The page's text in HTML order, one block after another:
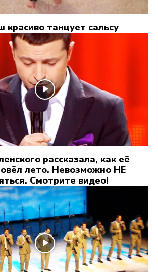
танцует сальсу
рассказала, как её
лето. Невозможно НЕ
Смотрите видео!